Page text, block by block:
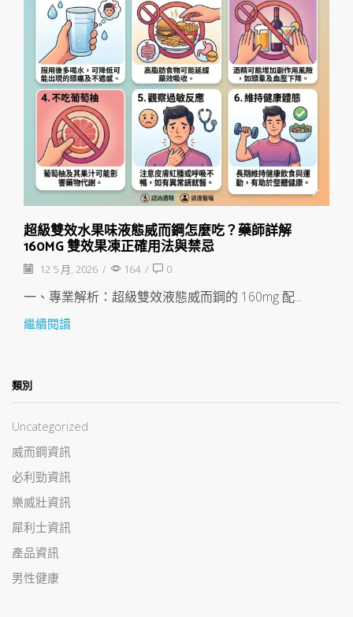
超級雙效水果味液態威而鋼怎麼吃？藥師詳解
160MG 雙效果凍正確用法與禁忌
12 5 月, 2026 / 164 / 0
一、專業解析：超級雙效液態威而鋼的 160mg 配...
繼續閱讀
類別
Uncategorized
威而鋼資訊
必利勁資訊
樂威壯資訊
犀利士資訊
產品資訊
男性健康